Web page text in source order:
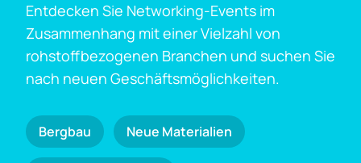
Entdecken Sie Networking-Events im
Zusammenhang mit einer Vielzahl von
rohstoffbezogenen Branchen und suchen Sie
nach neuen Geschäftsmöglichkeiten.
Bergbau Neue Materialien